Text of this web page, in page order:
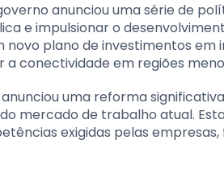
anunciou uma série de
e impulsionar o
novo plano de investimentos
conectividade em regiões
uma reforma
mercado de trabalho atual.
exigidas pelas